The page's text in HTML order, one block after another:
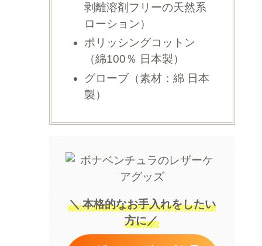
剥離溶剤フリーの天然系
ローション）
ポリッシングコットン
（綿100％ 日本製）
グローブ（素材：綿 日本
製）
＼本格的なお手入れをしたい
方に／